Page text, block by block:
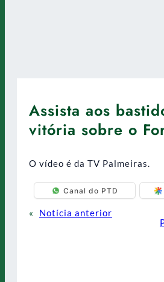
Assista aos
vitória sobre o
O vídeo é da TV Palmeiras.
Canal do PTD
«
Notícia anterior